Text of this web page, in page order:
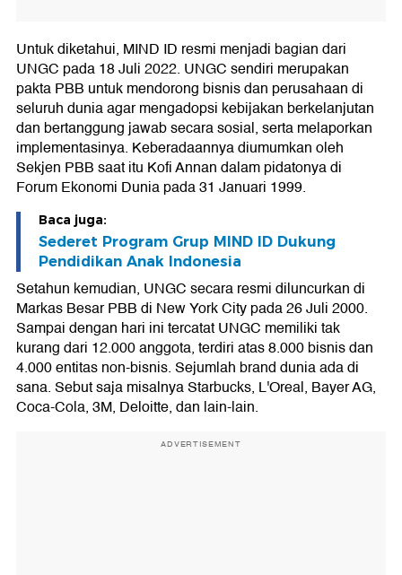
Untuk diketahui, MIND ID resmi menjadi bagian dari
UNGC pada 18 Juli 2022. UNGC sendiri merupakan
pakta PBB untuk mendorong bisnis dan perusahaan di
seluruh dunia agar mengadopsi kebijakan berkelanjutan
dan bertanggung jawab secara sosial, serta melaporkan
implementasinya. Keberadaannya diumumkan oleh
Sekjen PBB saat itu Kofi Annan dalam pidatonya di
Forum Ekonomi Dunia pada 31 Januari 1999.
Baca juga:
Sederet Program Grup MIND ID Dukung
Pendidikan Anak Indonesia
Setahun kemudian, UNGC secara resmi diluncurkan di
Markas Besar PBB di New York City pada 26 Juli 2000.
Sampai dengan hari ini tercatat UNGC memiliki tak
kurang dari 12.000 anggota, terdiri atas 8.000 bisnis dan
4.000 entitas non-bisnis. Sejumlah brand dunia ada di
sana. Sebut saja misalnya Starbucks, L'Oreal, Bayer AG,
Coca-Cola, 3M, Deloitte, dan lain-lain.
ADVERTISEMENT